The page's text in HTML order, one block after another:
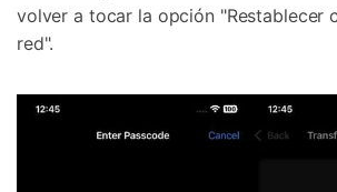
volver a tocar la opción "Restablecer
red".